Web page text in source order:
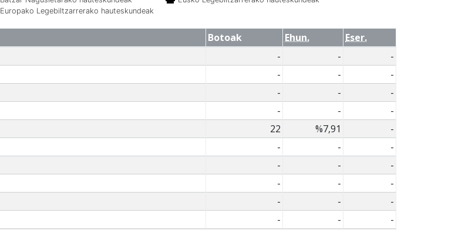
Europako Legebiltzarrerako hauteskundeak
Botoak Ehun.
Eser.
- -
-
- -
-
- -
-
- -
-
22 %7,91
-
- -
-
- -
-
- -
-
- -
-
- -
-